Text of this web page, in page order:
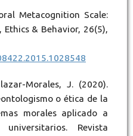
Metacognition Scale:
& Behavior, 26(5),
Morales, J. (2020).
o ética de la
morales aplicado a
Revista